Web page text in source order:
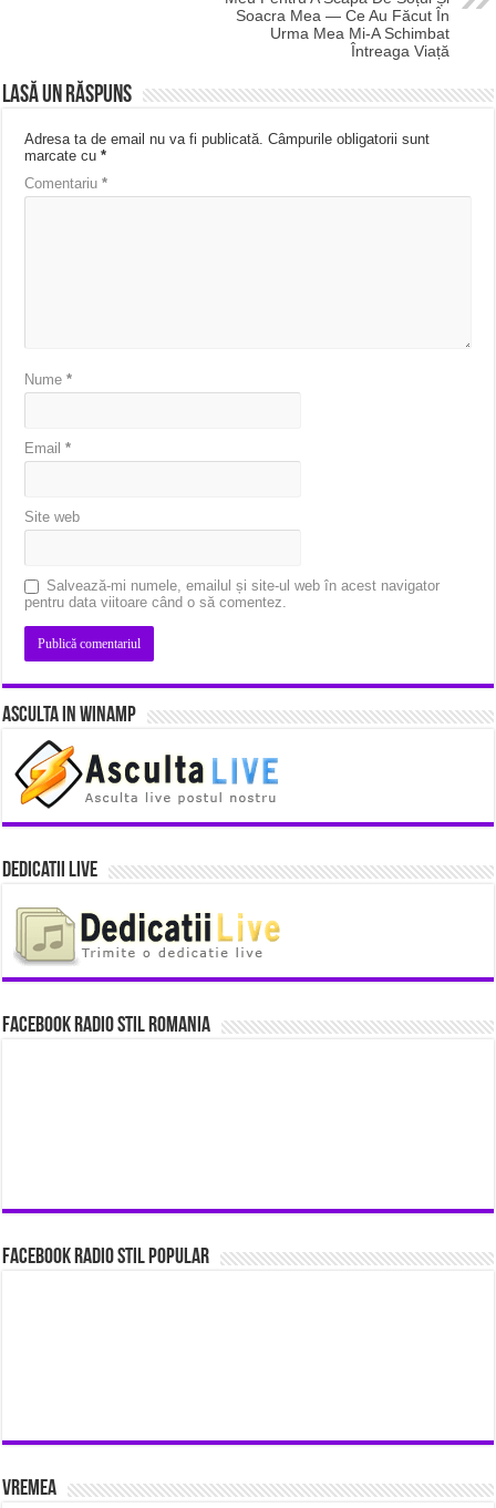
Soacra Mea — Ce Au Făcut În
Urma Mea Mi-A Schimbat
Întreaga Viață
Lasă un răspuns
Adresa ta de email nu va fi publicată. Câmpurile obligatorii sunt
marcate cu*
Comentariu*
Nume*
Email*
Site web
Salvează-mi numele, emailul și site-ul web în acest navigator
pentru data viitoare când o să comentez.
Asculta in Winamp
Dedicatii Live
Facebook Radio Stil Romania
Facebook Radio Stil Popular
Vremea